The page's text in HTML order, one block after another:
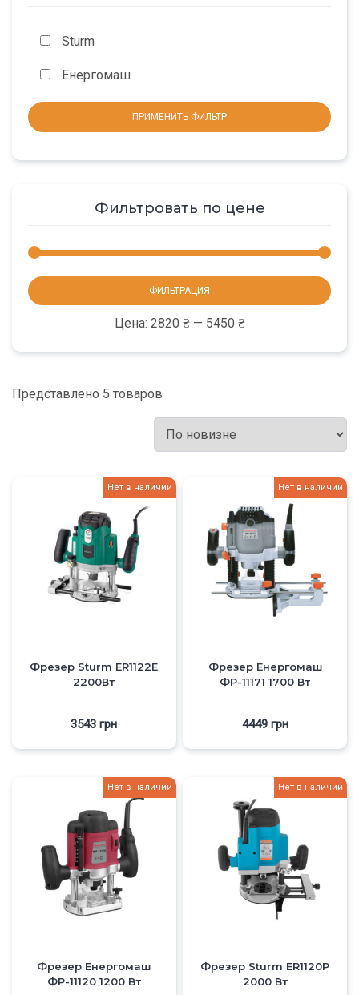
Sturm
Енергомаш
ПРИМЕНИТЬ ФИЛЬТР
Фильтровать по цене
ФИЛЬТРАЦИЯ
Цена: 2820 ₴— 5450 ₴
Представлено 5 товаров
Нет в наличии
Фрезер Sturm ER1122E
2200Вт
3543грн
Нет в наличии
Фрезер Енергомаш
ФР-11171 1700 Вт
4449 грн
Нет в наличии
Фрезер Енергомаш
ФР-11120 1200 Вт
Нет в наличии
Фрезер Sturm ER1120P
2000 Вт